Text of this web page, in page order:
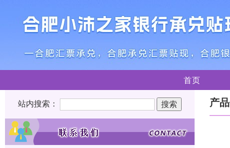
首页
站内搜索： 产